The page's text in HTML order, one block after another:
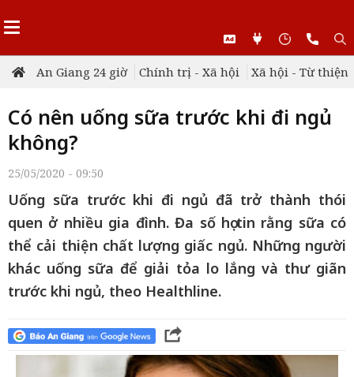
An Giang 24 giờ Chính trị - Xã hội Xã hội - Từ thiện
Có nên uống sữa trước khi đi ngủ
không?
25/05/2020 - 09:50
Uống sữa trước khi đi ngủ đã trở thành thói
quen ở nhiều gia đình. Đa số họ tin rằng sữa có
thể cải thiện chất lượng giấc ngủ. Những người
khác uống sữa để giải tỏa lo lắng và thư giãn
trước khi ngủ, theo Healthline.